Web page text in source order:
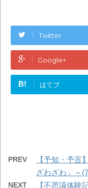
Twitter
Google+
B! はてブ
PREV
【予知・予言
ざわざわ」～
NEXT 【不思議体験